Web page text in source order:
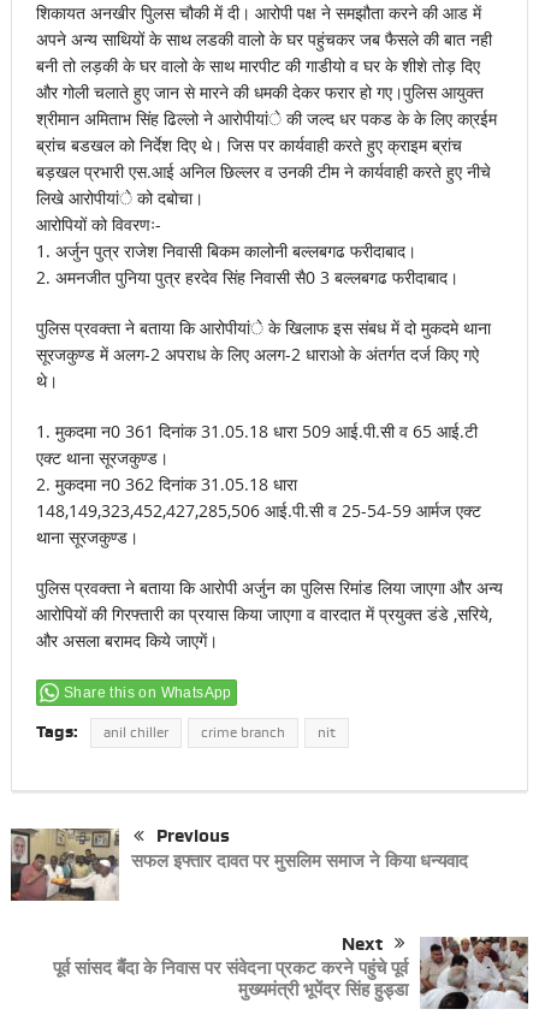
शिकायत अनखीर पुिलस चौकी में दी। आरोपी पक्ष ने समझौता करने की आड में
अपने अन्य साथियों के साथ लडकी वालो के घर पहुंचकर जब फैसले की बात नही
बनी तो लड़की के घर वालो के साथ मारपीट की गाडीयो व घर के शीशे तोड़ दिए
और गोली चलाते हुए जान से मारने की धमकी देकर फरार हो गए।पुलिस आयुक्त
श्रीमान अमिताभ सिंह ढिल्लो ने आरोपीयांे की जल्द धर पकड के के लिए का्रईम
ब्रांच बडखल को निर्देश दिए थे। जिस पर कार्यवाही करते हुए क्राइम ब्रांच
बड़खल प्रभारी एस.आई अनिल छिल्लर व उनकी टीम ने कार्यवाही करते हुए नीचे
लिखे आरोपीयांे को दबोचा।
आरोपियों को विवरणः-
1. अर्जुन पुत्र राजेश निवासी बिकम कालोनी बल्लबगढ फरीदाबाद।
2. अमनजीत पुनिया पुत्र हरदेव सिंह निवासी सै0 3 बल्लबगढ फरीदाबाद।
पुलिस प्रवक्ता ने बताया कि आरोपीयांे के खिलाफ इस संबध में दो मुकदमे थाना
सूरजकुण्ड में अलग-2 अपराध के लिए अलग-2 धाराओ के अंतर्गत दर्ज किए गऐ
थे।
1. मुकदमा न0 361 दिनांक 31.05.18 धारा 509 आई.पी.सी व 65 आई.टी
एक्ट थाना सूरजकुण्ड।
2. मुकदमा न0 362 दिनांक 31.05.18 धारा
148,149,323,452,427,285,506 आई.पी.सी व 25-54-59 आर्मज एक्ट
थाना सूरजकुण्ड।
पुलिस प्रवक्ता ने बताया कि आरोपी अर्जुन का पुलिस रिमांड लिया जाएगा और अन्य
आरोपियों की गिरफ्तारी का प्रयास किया जाएगा व वारदात में प्रयुक्त डंडे ,सरिये,
और असला बरामद किये जाएगें।
Share this on WhatsApp
Tags: anil chiller crime branch nit
Previous
सफल इफ्तार दावत पर मुसलिम समाज ने किया धन्यवाद
Next
पूर्व सांसद बैंंदा के निवास पर संवेदना प्रकट करने पहुंचे पूर्व
मुख्यमंत्री भूपेंद्र सिंह हुड्डा